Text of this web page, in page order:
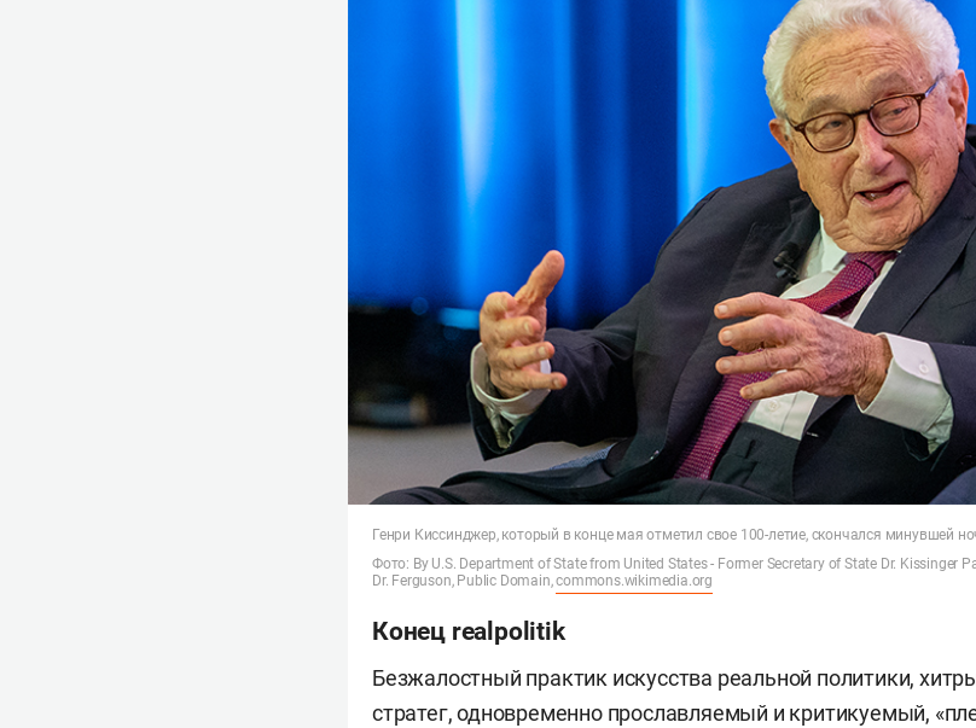
Генри Киссинджер, который в конце мая отметил свое 100-летие, скончался минувшей
Фото: By U.S. Department of State from United States - Former Secretary of State Dr. Kissinger
Dr. Ferguson, Public Domain,commons.wikimedia.org
Конец realpolitik
Безжалостный практик искусства реальной политики,
стратег, одновременно прославляемый и критикуемый,